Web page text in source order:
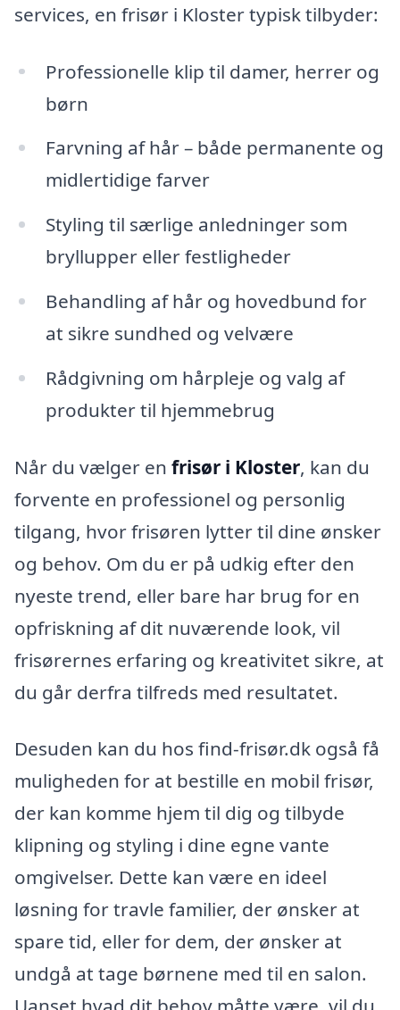
services, en frisør i Kloster typisk tilbyder:
Professionelle klip til damer, herrer og
børn
Farvning af hår – både permanente og
midlertidige farver
Styling til særlige anledninger som
bryllupper eller festligheder
Behandling af hår og hovedbund for
at sikre sundhed og velvære
Rådgivning om hårpleje og valg af
produkter til hjemmebrug
Når du vælger en frisør i Kloster, kan du
forvente en professionel og personlig
tilgang, hvor frisøren lytter til dine ønsker
og behov. Om du er på udkig efter den
nyeste trend, eller bare har brug for en
opfriskning af dit nuværende look, vil
frisørernes erfaring og kreativitet sikre, at
du går derfra tilfreds med resultatet.
Desuden kan du hos find-frisør.dk også få
muligheden for at bestille en mobil frisør,
der kan komme hjem til dig og tilbyde
klipning og styling i dine egne vante
omgivelser. Dette kan være en ideel
løsning for travle familier, der ønsker at
spare tid, eller for dem, der ønsker at
undgå at tage børnene med til en salon.